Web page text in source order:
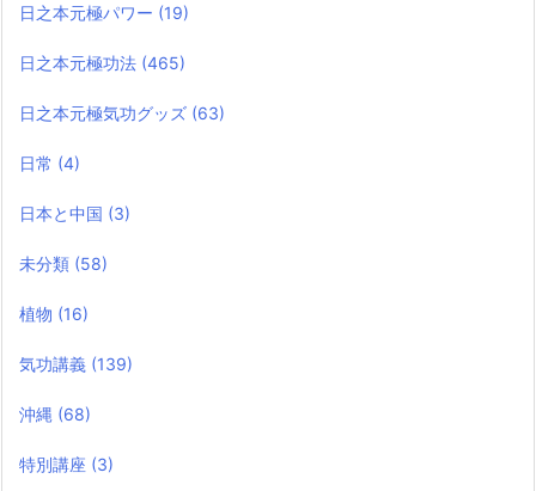
日之本元極パワー (19)
日之本元極功法 (465)
日之本元極気功グッズ (63)
日常 (4)
日本と中国 (3)
未分類 (58)
植物 (16)
気功講義 (139)
沖縄 (68)
特別講座 (3)